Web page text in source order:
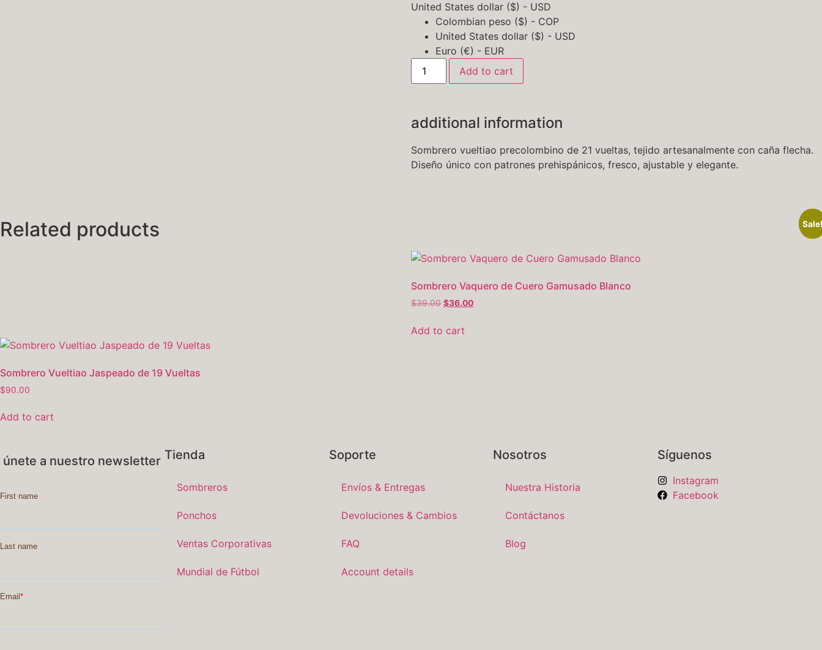
United States dollar ($) - USD
Colombian peso ($) - COP
United States dollar ($) - USD
Euro (€) - EUR
Add to cart
additional information
Sombrero vueltiao precolombino de 21 vueltas, tejido artesanalmente con caña flecha.
Diseño único con patrones prehispánicos, fresco, ajustable y elegante.
Related products
Sombrero Vaquero de Cuero Gamusado Blanco
$39.00 $36.00
Add to cart
Sombrero Vueltiao Jaspeado de 19 Vueltas
$90.00
Add to cart
únete a nuestro newsletter Tienda
Sombreros
Ponchos
Ventas Corporativas
Mundial de Fútbol
Soporte
Envíos & Entregas
Devoluciones & Cambios
FAQ
Account details
Nosotros
Nuestra Historia
Contáctanos
Blog
Síguenos
Instagram
Facebook